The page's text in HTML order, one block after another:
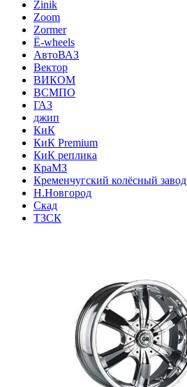
Zinik
Zoom
Zormer
Ё-wheels
АвтоВАЗ
Вектор
ВИКОМ
ВСМПО
ГАЗ
джип
КиК
КиК Premium
КиК реплика
КраМЗ
Кременчугский колёсный завод
Н.Новгород
Скад
ТЗСК